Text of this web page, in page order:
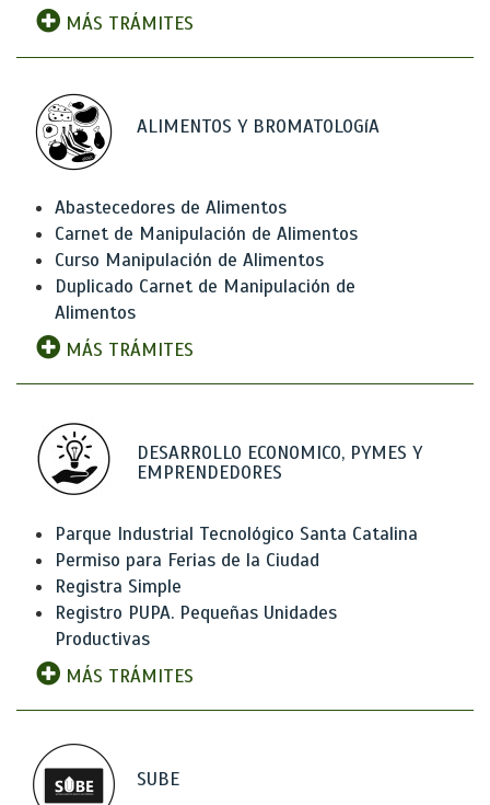
MÁS TRÁMITES
ALIMENTOS Y BROMATOLOGíA
Abastecedores de Alimentos
Carnet de Manipulación de Alimentos
Curso Manipulación de Alimentos
Duplicado Carnet de Manipulación de
Alimentos
MÁS TRÁMITES
DESARROLLO ECONOMICO, PYMES Y
EMPRENDEDORES
Parque Industrial Tecnológico Santa Catalina
Permiso para Ferias de la Ciudad
Registra Simple
Registro PUPA. Pequeñas Unidades
Productivas
MÁS TRÁMITES
SUBE